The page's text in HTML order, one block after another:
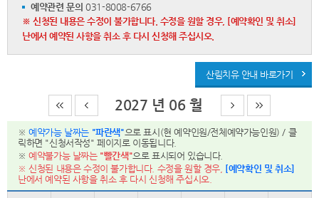
예약관련 문의 031-8008-6766
※ 신청된 내용은 수정이 불가합니다. 수정을 원할 경우, [예약확인 및 취소]
난에서 예약된 사항을 취소 후 다시 신청해 주십시오.
산림치유 안내 바로가기
2027 년 06 월
※ 예약가능 날짜는 "파란색"으로 표시(현 예약인원/전체예약가능인원) / 클
릭하면 "신청서작성" 페이지로 이동됩니다.
※예약불가능 날짜는"빨간색"으로 표시되어 있습니다.
※ 신청된 내용은 수정이 불가합니다. 수정을 원할 경우,
[예약확인 및 취소]
난에서 예약된 사항을 취소 후 다시 신청해 주십시오.